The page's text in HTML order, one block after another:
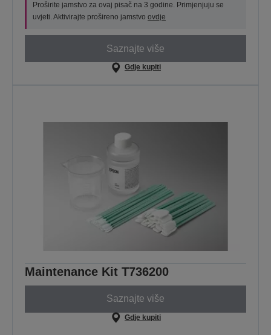
Proširite jamstvo za ovaj pisač na 3 godine. Primjenjuju se
uvjeti. Aktivirajte prošireno jamstvo ovdje
Saznajte više
Gdje kupiti
Maintenance Kit T736200
Saznajte više
Gdje kupiti